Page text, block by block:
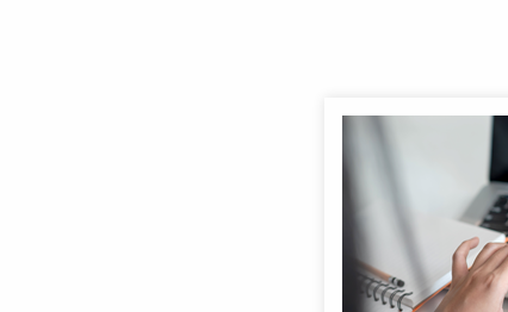
Anmeldebildschirm